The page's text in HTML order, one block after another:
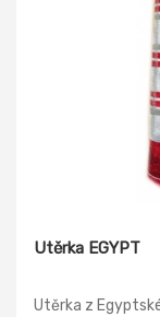
Utěrka EGYPT
Utěrka z